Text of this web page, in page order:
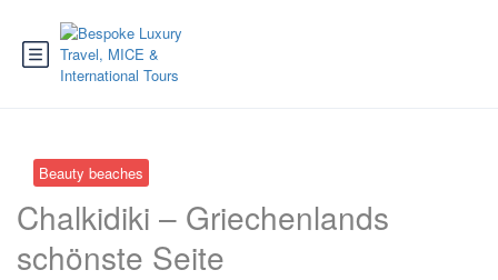
Beauty beaches
Chalkidiki – Griechenlands
schönste Seite